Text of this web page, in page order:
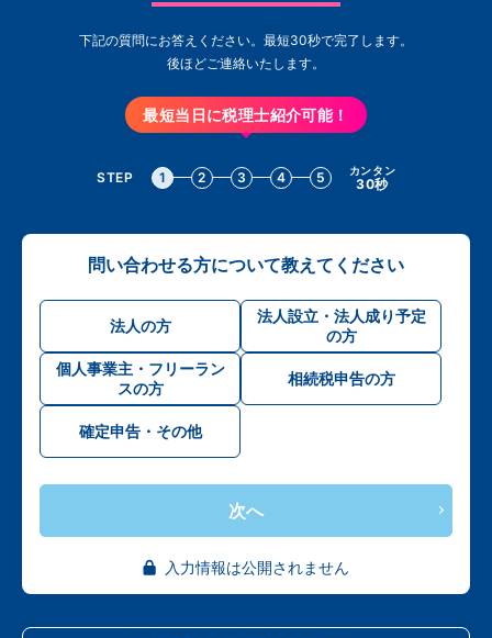
下記の質問にお答えください。最短30秒で完了します。
後ほどご連絡いたします。
最短当日に税理士紹介可能！
STEP 1 2 3 4 5 カンタン
30秒
問い合わせる方について教えてください
法人の方
法人設立・法人成り予定
の方
個人事業主・フリーラン
スの方
相続税申告の方
確定申告・その他
次へ
入力情報は公開されません